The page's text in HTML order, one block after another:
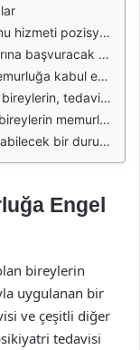
karmaşık bir yapıdadır. Bu durum, yasaların ve yönetmeliklerin yanı sıra toplumsal algılar tarafından da şekillendirilmektedir.
için uygunluklarını etkileyebilir. Bu noktada, tedavi süreci ve bireyin iyileşme durumu büyük önem taşımaktadır.
sağlık raporu ve psikiyatrik değerlendirme, memurluk başvurusu sürecinde önemli bir rol oynamaktadır.
işverenler veya kamu kurumları bu durumu sorgulamakta ve bireylerin yetkinlikleri hakkında tereddütler yaşayabilmektedir.
gerekmektedir. Böylece, zihinsel sağlık sorunları olan bireylerin toplumda daha aktif bir yer edinmeleri sağlanabilir.
toplumda psikiyatrik hastalıklar konusunda daha fazla anlayış ve kabul gerekmektedir.
Engel
bireylerin
uygulanan bir
ve çeşitli diğer
tedavisi